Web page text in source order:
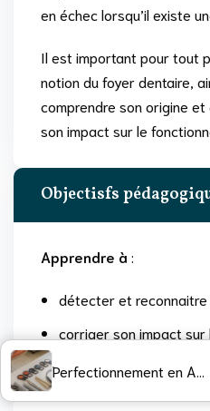
Objectisfs
Apprendre à :
détecter et reconnaitre
corriger son impact
en échec lorsqu’il existe
Il est important pour tout
notion du foyer dentaire,
comprendre son origine
son impact sur le